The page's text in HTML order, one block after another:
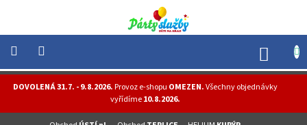
obsah
DOVOLENÁ 31.7. - 9.8.2026.Provoz e-shopu OMEZEN.Všechny objednávky
vyřídíme10.8.2026.
NOVINKY